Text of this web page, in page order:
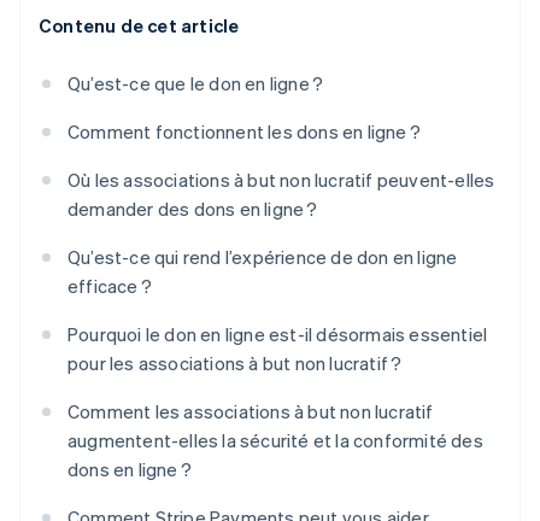
Contenu de cet article
Qu’est-ce que le don en ligne ?
Comment fonctionnent les dons en ligne ?
Où les associations à but non lucratif peuvent-elles
demander des dons en ligne ?
Qu’est-ce qui rend l’expérience de don en ligne
efficace ?
Pourquoi le don en ligne est-il désormais essentiel
pour les associations à but non lucratif ?
Comment les associations à but non lucratif
augmentent-elles la sécurité et la conformité des
dons en ligne ?